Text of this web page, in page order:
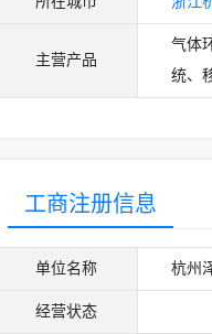
主营产品
气体
统、
工商注册信息
单位名称 杭州
经营状态